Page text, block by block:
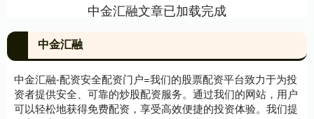
中金汇融文章已加载完成
中金汇融
中金汇融-配资安全配资门户=我们的股票配资平台致力于为投
资者提供安全、可靠的炒股配资服务。通过我们的网站，用户
可以轻松地获得免费配资，享受高效便捷的投资体验。我们提